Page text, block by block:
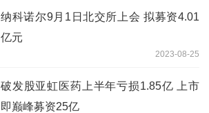
纳科诺尔9月1日北交所上会 拟募资4.01
亿元
2023-08-25
破发股亚虹医药上半年亏损1.85亿 上市
即巅峰募资25亿